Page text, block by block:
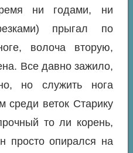
ни годами, ни
прыгал по
волоча вторую,
Все давно зажило,
но служить нога
среди веток Старику
то ли корень,
просто опирался на